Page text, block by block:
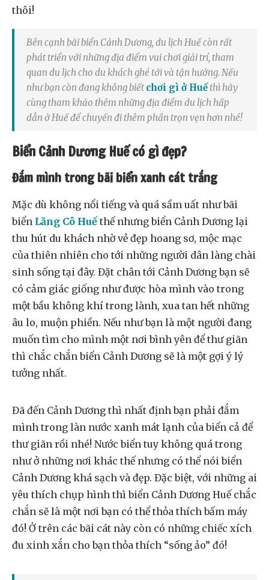
thôi!
Bên cạnh bãi biển Cảnh Dương, du lịch Huế còn rất
phát triển với những địa điểm vui chơi giải trí, tham
quan du lịch cho du khách ghé tới và tận hưởng. Nếu
như bạn còn đang không biết chơi gì ở Huế thì hãy
cùng tham khảo thêm những địa điểm du lịch hấp
dẫn ở Huế để chuyến đi thêm phần trọn vẹn hơn nhé!
Biển Cảnh Dương Huế có gì đẹp?
Đắm mình trong bãi biển xanh cát trắng
Mặc dù không nổi tiếng và quá sầm uất như bãi
biển Lăng Cô Huế thế nhưng biển Cảnh Dương lại
thu hút du khách nhờ vẻ đẹp hoang sơ, mộc mạc
của thiên nhiên cho tới những người dân làng chài
sinh sống tại đây. Đặt chân tới Cảnh Dương bạn sẽ
có cảm giác giống như được hòa mình vào trong
một bầu không khí trong lành, xua tan hết những
âu lo, muộn phiền. Nếu như bạn là một người đang
muốn tìm cho mình một nơi bình yên để thư giãn
thì chắc chắn biển Cảnh Dương sẽ là một gợi ý lý
tưởng nhất.
Đã đến Cảnh Dương thì nhất định bạn phải đắm
mình trong làn nước xanh mát lạnh của biển cả để
thư giãn rồi nhé! Nước biển tuy không quá trong
như ở những nơi khác thế nhưng có thể nói biển
Cảnh Dương khá sạch và đẹp. Đặc biệt, với những ai
yêu thích chụp hình thì biển Cảnh Dương Huế chắc
chắn sẽ là một nơi bạn có thể thỏa thích bấm máy
đó! Ở trên các bãi cát này còn có những chiếc xích
đu xinh xắn cho bạn thỏa thích “sống ảo” đó!